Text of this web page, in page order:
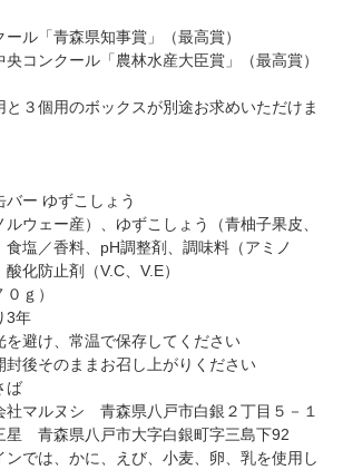
ル「青森県知事賞」（最高賞）
コンクール「農林水産大臣賞」（最高賞）
と３個用のボックスが別途お求めいただけま
ー ゆずこしょう
ウェー産）、ゆずこしょう（青柚子果皮、
塩／香料、pH調整剤、調味料（アミノ
化防止剤（V.C、V.E）
ｇ）
3年
を避け、常温で保存してください
封後そのままお召し上がりください
ば
社マルヌシ 青森県八戸市白銀２丁目５－１
星 青森県八戸市大字白銀町字三島下92
では、かに、えび、小麦、卵、乳を使用し